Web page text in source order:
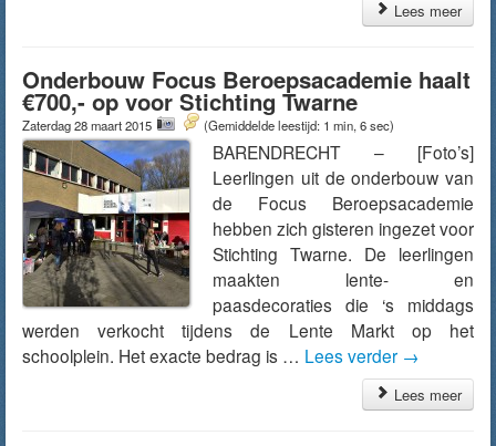
Lees meer
Onderbouw Focus Beroepsacademie haalt
€700,- op voor Stichting Twarne
Zaterdag 28 maart 2015 (Gemiddelde leestijd: 1 min, 6 sec)
BARENDRECHT – [Foto’s]
Leerlingen uit de onderbouw van
de Focus Beroepsacademie
hebben zich gisteren ingezet voor
Stichting Twarne. De leerlingen
maakten lente- en
paasdecoraties die ‘s middags
werden verkocht tijdens de Lente Markt op het
schoolplein. Het exacte bedrag is … Lees verder →
Lees meer